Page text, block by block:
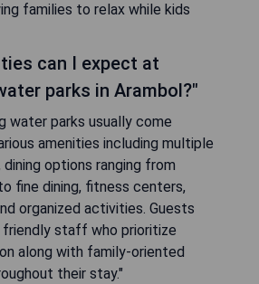
families to relax while kids
can I expect at
parks in Arambol?"
water parks usually come
amenities including multiple
options ranging from
fine dining, fitness centers,
organized activities. Guests
staff who prioritize
along with family-oriented
their stay."